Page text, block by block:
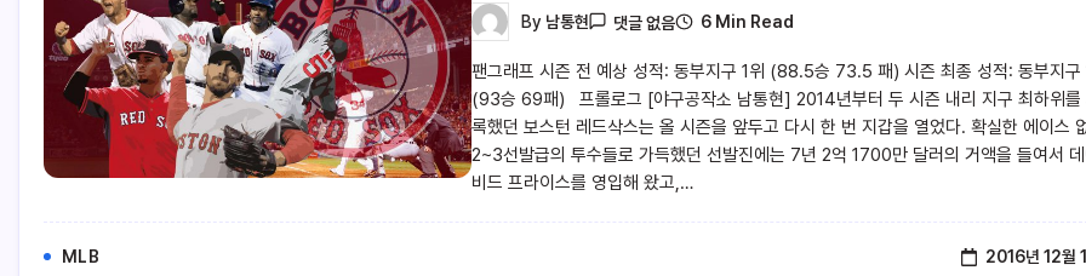
By 남통현 댓글 없음 6 Min Read
팬그래프 시즌 전 예상 성적: 동부지구 1위 (88.5승 73.5 패) 시즌 최종 성적: 동부지구
(93승 69패) 프롤로그 [야구공작소 남통현] 2014년부터 두 시즌 내리 지구 최하위를
록했던 보스턴 레드삭스는 올 시즌을 앞두고 다시 한 번 지갑을 열었다. 확실한 에이스
2~3선발급의 투수들로 가득했던 선발진에는 7년 2억 1700만 달러의 거액을 들여서 데
비드 프라이스를 영입해 왔고,…
MLB 2016년 12월